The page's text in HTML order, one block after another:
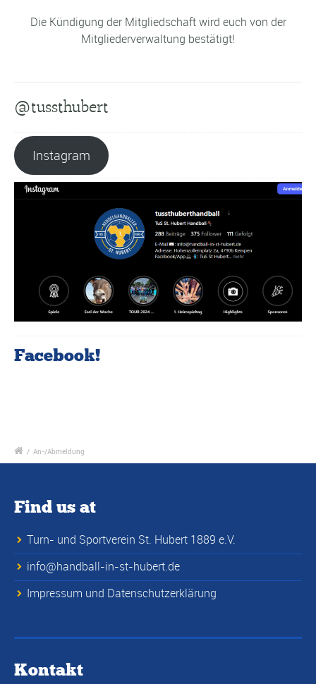
Die Kündigung der Mitgliedschaft wird euch von der
Mitgliederverwaltung bestätigt!
@tussthubert
Instagram
Facebook!
/ An-/Abmeldung
Find us at
Turn- und Sportverein St. Hubert 1889 e.V.
info@handball-in-st-hubert.de
Impressum und Datenschutzerklärung
Kontakt